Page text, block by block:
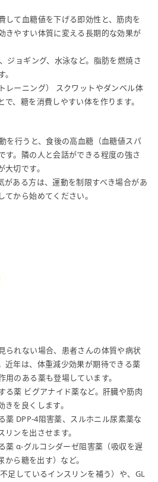
て血糖値を下げる即効性と、筋肉を
きやすい体質に変える長期的な効果が
ジョギング、水泳など。脂肪を燃焼さ
レーニング） スクワットやダンベル体
、糖を消費しやすい体を作ります。
を行うと、食後の高血糖（血糖値スパ
す。隣の人と会話ができる程度の強さ
切です。
ある方は、運動を制限すべき場合があ
から始めてください。
られない場合、患者さんの体質や病状
近年は、体重減少効果が期待できる薬
のある薬も登場しています。
る薬 ビグアナイド薬など。肝臓や筋肉
を良くします。
薬 DPP-4阻害薬、スルホニル尿素薬な
ンを出させます。
薬 α-グルコシダーゼ阻害薬（吸収を遅
ら糖を出す）など。
足しているインスリンを補う）や、GL